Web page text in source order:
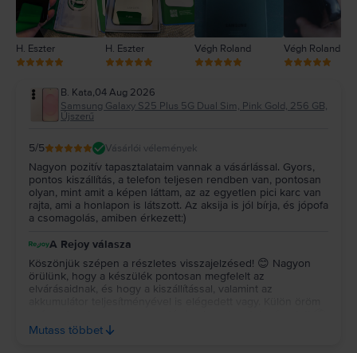
H. Eszter H. Eszter Végh Roland Végh Roland
B. Kata,04 Aug 2026
Samsung Galaxy S25 Plus 5G Dual Sim, Pink Gold, 256 GB,
Újszerű
5/5 Vásárlói vélemények
Nagyon pozitív tapasztalataim vannak a vásárlással. Gyors,
pontos kiszállítás, a telefon teljesen rendben van, pontosan
olyan, mint amit a képen láttam, az az egyetlen pici karc van
rajta, ami a honlapon is látszott. Az aksija is jól bírja, és jópofa
a csomagolás, amiben érkezett:)
A Rejoy válasza
Köszönjük szépen a részletes visszajelzésed! 😊 Nagyon
örülünk, hogy a készülék pontosan megfelelt az
elvárásaidnak, és hogy a kiszállítással, valamint az
✨ Köszönjük a bizalmadat és az ajánlásodat, kívánunk sok
Mutass többet